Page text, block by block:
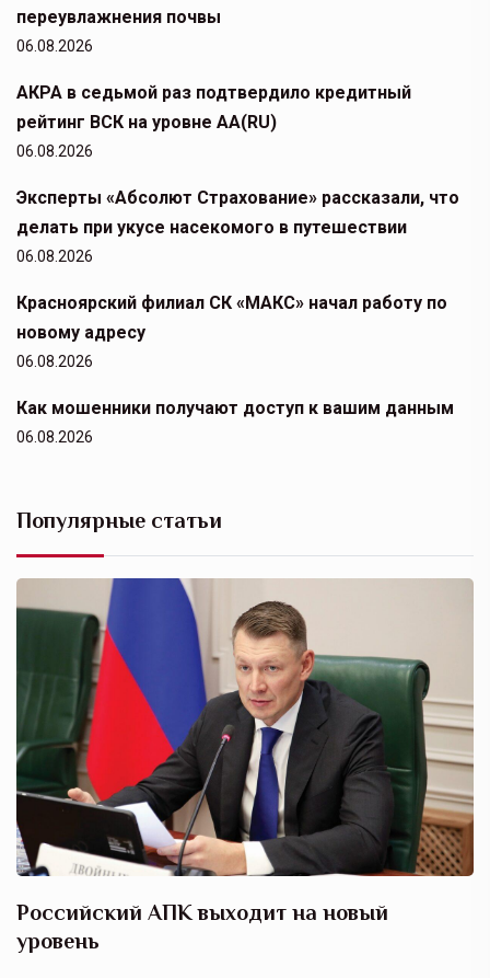
переувлажнения почвы
06.08.2026
АКРА в седьмой раз подтвердило кредитный
рейтинг ВСК на уровне АА(RU)
06.08.2026
Эксперты «Абсолют Страхование» рассказали, что
делать при укусе насекомого в путешествии
06.08.2026
Красноярский филиал СК «МАКС» начал работу по
новому адресу
06.08.2026
Как мошенники получают доступ к вашим данным
06.08.2026
Популярные статьи
Российский АПК выходит на новый
уровень